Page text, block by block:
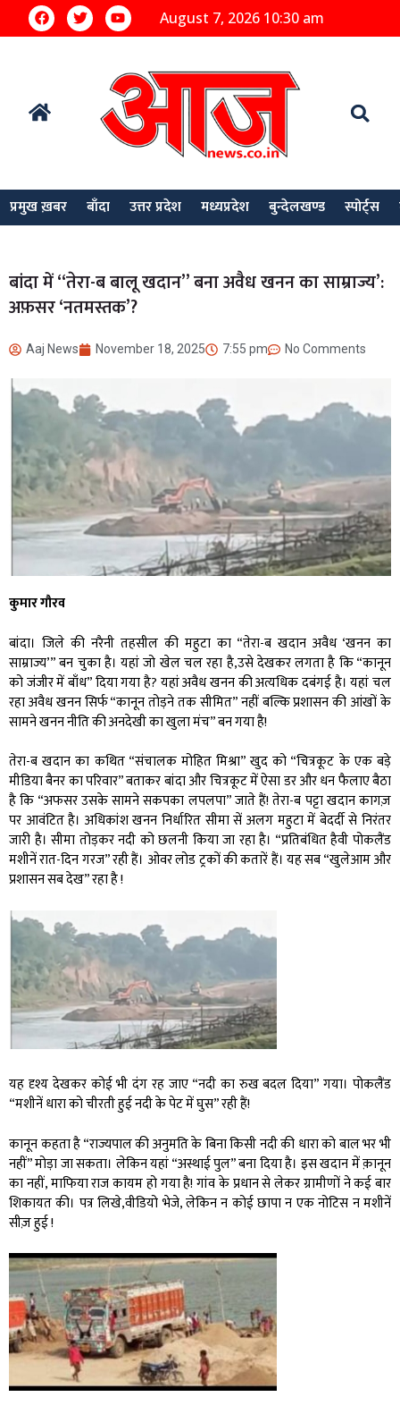
August 7, 2026 10:30 am
प्रमुख ख़बर बाँदा उत्तर प्रदेश मध्यप्रदेश बुन्देलखण्ड स्पोर्ट्स
बांदा में “तेरा-ब बालू खदान” बना अवैध खनन का साम्राज्य’:
अफ़सर ‘नतमस्तक’?
Aaj News November 18, 2025 7:55 pm No Comments
कुमार गौरव
बांदा। जिले की नरैनी तहसील की महुटा का “तेरा-ब खदान अवैध ‘खनन का
साम्राज्य’” बन चुका है। यहां जो खेल चल रहा है,उसे देखकर लगता है कि “कानून
को जंजीर में बाँध” दिया गया है? यहां अवैध खनन की अत्यधिक दबंगई है। यहां चल
रहा अवैध खनन सिर्फ “कानून तोड़ने तक सीमित” नहीं बल्कि प्रशासन की आंखों के
सामने खनन नीति की अनदेखी का खुला मंच” बन गया है!
तेरा-ब खदान का कथित “संचालक मोहित मिश्रा” खुद को “चित्रकूट के एक बड़े
मीडिया बैनर का परिवार” बताकर बांदा और चित्रकूट में ऐसा डर और धन फैलाए बैठा
है कि “अफसर उसके सामने सकपका लपलपा” जाते हैं! तेरा-ब पट्टा खदान कागज़
पर आवंटित है। अधिकांश खनन निर्धारित सीमा सें अलग महुटा में बेदर्दी से निरंतर
जारी है। सीमा तोड़कर नदी को छलनी किया जा रहा है। “प्रतिबंधित हैवी पोकलैंड
मशीनें रात-दिन गरज” रही हैं। ओवर लोड ट्रकों की कतारें हैं। यह सब “खुलेआम और
प्रशासन सब देख” रहा है !
यह दृश्य देखकर कोई भी दंग रह जाए “नदी का रुख बदल दिया” गया। पोकलैंड
“मशीनें धारा को चीरती हुई नदी के पेट में घुस” रही हैं!
कानून कहता है “राज्यपाल की अनुमति के बिना किसी नदी की धारा को बाल भर भी
नहीं” मोड़ा जा सकता। लेकिन यहां “अस्थाई पुल” बना दिया है। इस खदान में क़ानून
का नहीं, माफिया राज कायम हो गया है! गांव के प्रधान से लेकर ग्रामीणों ने कई बार
शिकायत की। पत्र लिखे,वीडियो भेजे, लेकिन न कोई छापा न एक नोटिस न मशीनें
सीज़ हुई !